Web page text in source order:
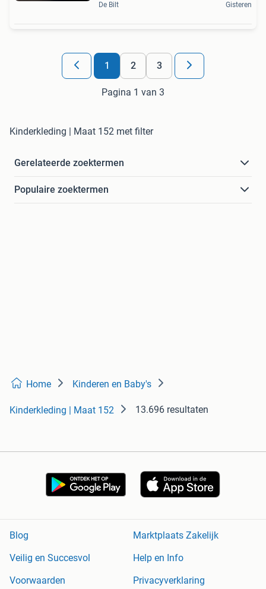
De Bilt Gisteren
1 2 3
Pagina 1 van 3
Kinderkleding | Maat 152 met filter
Gerelateerde zoektermen
Populaire zoektermen
Home Kinderen en Baby's
Kinderkleding | Maat 152 13.696 resultaten
Blog
Marktplaats Zakelijk
Veilig en Succesvol
Help en Info
Voorwaarden
Privacyverklaring